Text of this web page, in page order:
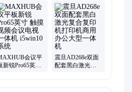
会议平
新锐Pro65英寸
震旦AD268e双面
配套黑白激光复